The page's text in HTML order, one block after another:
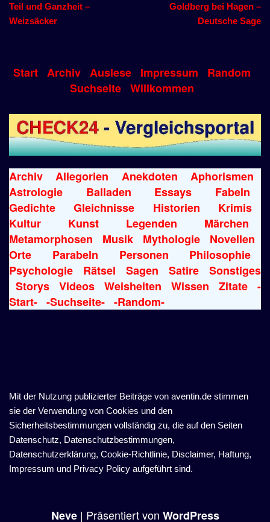
Teil und Ganzheit –
Weizsäcker
Goldberg bei Hagen –
Deutsche Sage
Start Archiv Auslese Impressum
Random
Suchseite Willkommen
Archiv Allegorien Anekdoten
Aphorismen
Astrologie
Balladen Essays
Fabeln
Gedichte
Gleichnisse Historien
Krimis
Kultur
Kunst Legenden
Märchen
Metamorphosen
Musik Mythologie
Novellen
Orte
Parabeln Personen
Philosophie
Psychologie
Rätsel Sagen Satire
Sonstiges
Storys
Videos Weisheiten Wissen Zitate
-
Start- -Suchseite- -Random-
Mit der Nutzung publizierter Beiträge von aventin.de stimmen
sie der Verwendung von Cookies und den
Sicherheitsbestimmungen vollständig zu, die auf den Seiten
Datenschutz, Datenschutzbestimmungen,
Datenschutzerklärung, Cookie-Richtlinie, Disclaimer, Haftung,
Impressum und Privacy Policy aufgeführt sind.
Neve| Präsentiert von WordPress